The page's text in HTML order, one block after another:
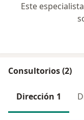
Este
Consultorios (2)
Dirección 1